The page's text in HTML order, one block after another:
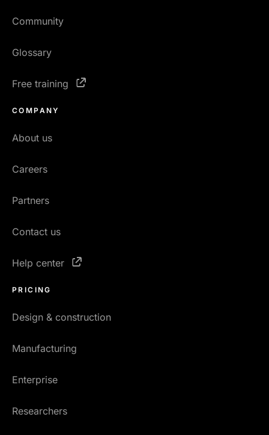
Community
Glossary
Free training
COMPANY
About us
Careers
Partners
Contact us
Help center
PRICING
Design & construction
Manufacturing
Enterprise
Researchers